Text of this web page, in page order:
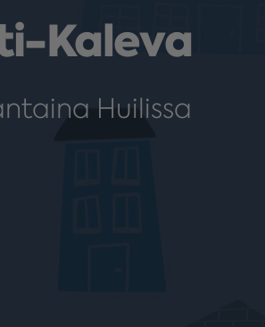
Kaleva
Huilissa